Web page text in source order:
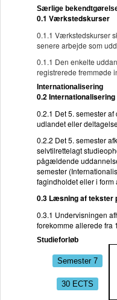
Særlige
0.1 Værkstedskurser
0.1.1 Værkstedskurser
senere arbejde som
0.1.1 Den enkelte
registrerede fremmøde
Internationalisering
0.2 Internationalisering
0.2.1 Det 5. semester
udlandet eller
0.2.2 Det 5. semester
selvtilrettelagt
pågældende
semester
fagindholdet eller i
0.3 Læsning af tekster
0.3.1 Undervisningen
forekomme allerede fra
Studieforløb
Semester 7
30 ECTS